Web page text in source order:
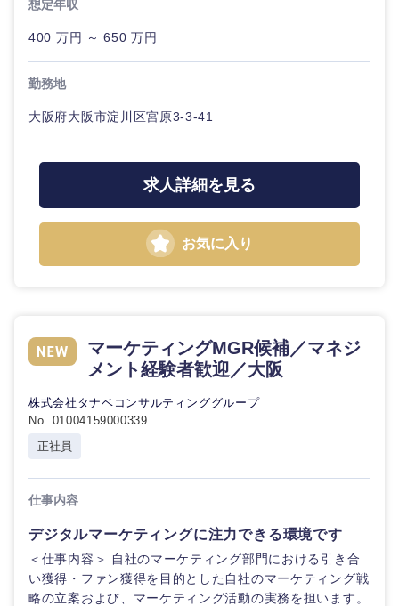
九州・沖縄
大分県 宮崎県
鹿児島県 沖縄県
想定年収
400 万円 ～ 650 万円
勤務地
大阪府大阪市淀川区宮原3-3-41
求人詳細を見る
お気に入り
マーケティングMGR候補／マネジ
メント経験者歓迎／大阪
株式会社タナベコンサルティンググループ
No. 01004159000339
正社員
仕事内容
デジタルマーケティングに注力できる環境です
＜仕事内容＞ 自社のマーケティング部門における引き合
い獲得・ファン獲得を目的とした自社のマーケティング戦
略の立案および、マーケティング活動の実務を担います。